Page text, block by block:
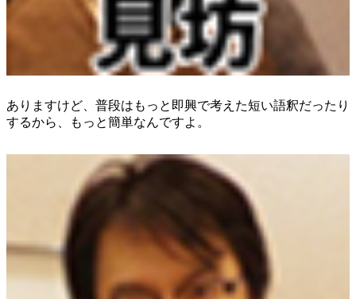
ありますけど、普段はもっと即興で考えた短い語釈だったり
するから、もっと簡単なんですよ。